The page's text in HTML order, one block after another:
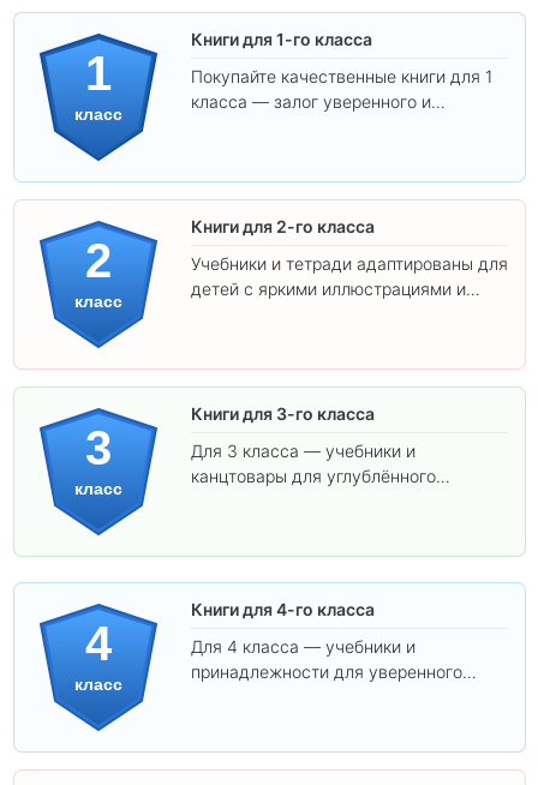
1
класс
Книги для 1-го класса
Покупайте качественные книги для 1
класса — залог уверенного и
2
класс
Книги для 2-го класса
Учебники и тетради адаптированы для
детей с яркими иллюстрациями и
3
класс
Книги для 3-го класса
Для 3 класса — учебники и
канцтовары для углублённого
4
класс
Книги для 4-го класса
Для 4 класса — учебники и
принадлежности для уверенного